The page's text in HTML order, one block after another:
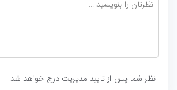
نظر شما پس از تایید مدیریت درج خواهد شد